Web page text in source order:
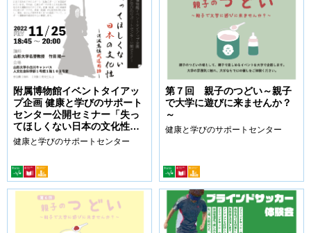
附属博物館イベントタイアッ
プ企画 健康と学びのサポート
センター公開セミナー「失っ
てほしくない日本の文化性
―消滅危惧武道用語―」
健康と学びのサポートセンター
第７回 親子のつどい～親子
で大学に遊びに来ませんか？
～
健康と学びのサポートセンター